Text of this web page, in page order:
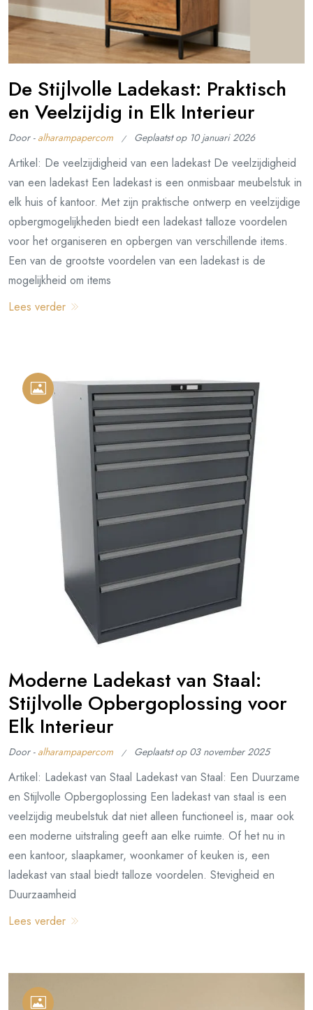
De Stijlvolle Ladekast: Praktisch
en Veelzijdig in Elk Interieur
Door - alharampapercom Geplaatst op 10 januari 2026
Artikel: De veelzijdigheid van een ladekast De veelzijdigheid
van een ladekast Een ladekast is een onmisbaar meubelstuk in
elk huis of kantoor. Met zijn praktische ontwerp en veelzijdige
opbergmogelijkheden biedt een ladekast talloze voordelen
voor het organiseren en opbergen van verschillende items.
Een van de grootste voordelen van een ladekast is de
mogelijkheid om items
Lees verder
Moderne Ladekast van Staal:
Stijlvolle Opbergoplossing voor
Elk Interieur
Door - alharampapercom Geplaatst op 03 november 2025
Artikel: Ladekast van Staal Ladekast van Staal: Een Duurzame
en Stijlvolle Opbergoplossing Een ladekast van staal is een
veelzijdig meubelstuk dat niet alleen functioneel is, maar ook
een moderne uitstraling geeft aan elke ruimte. Of het nu in
een kantoor, slaapkamer, woonkamer of keuken is, een
ladekast van staal biedt talloze voordelen. Stevigheid en
Duurzaamheid
Lees verder